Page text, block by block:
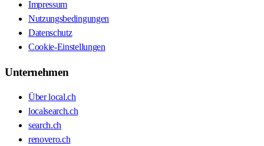
Impressum
Nutzungsbedingungen
Datenschutz
Cookie-Einstellungen
Unternehmen
Über local.ch
localsearch.ch
search.ch
renovero.ch